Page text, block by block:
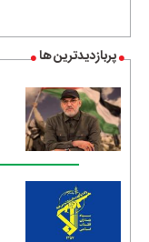
پربازدیدترین ها